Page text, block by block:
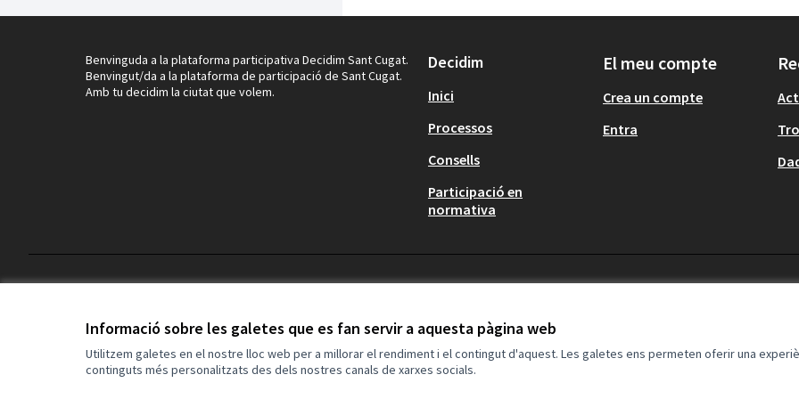
Informació sobre les galetes que es fan servir a aquesta pàgina web
Utilitzem galetes en el nostre lloc web per a millorar el rendiment i el contingut d'aquest. Les galetes ens permeten oferir una
continguts més personalitzats des dels nostres canals de xarxes socials.
Benvinguda a la plataforma participativa Decidim Sant Cugat.
Benvingut/da a la plataforma de participació de Sant Cugat.
Amb tu decidim la ciutat que volem.
Decidim
Inici
Processos
Consells
Participació en
normativa
El meu compte
Crea un compte
Entra
(Enllaç extern)